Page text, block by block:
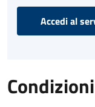
Accedi al